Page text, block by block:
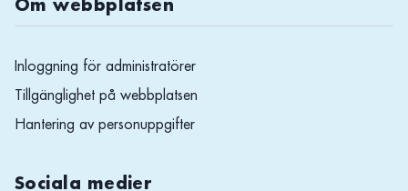
Om webbplatsen
Inloggning för administratörer
Tillgänglighet på webbplatsen
Hantering av personuppgifter
Sociala medier